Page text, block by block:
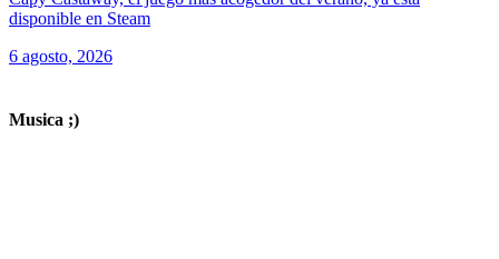
disponible en Steam
6 agosto, 2026
Musica ;)